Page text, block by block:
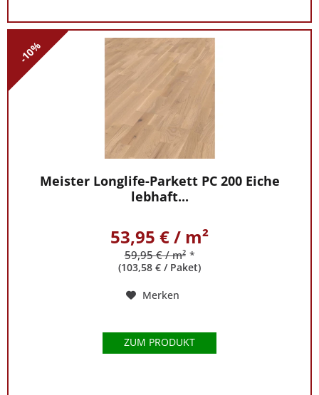
-10%
Meister Longlife-Parkett PC 200 Eiche
lebhaft...
53,95 € / m²
59,95 € / m² *
(103,58 € / Paket)
Merken
ZUM PRODUKT